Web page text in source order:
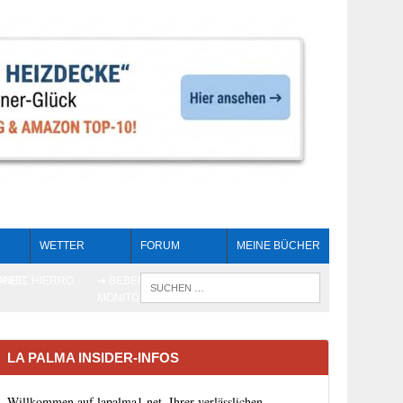
WETTER FORUM MEINE BÜCHER
LA PALMA INSIDER-INFOS